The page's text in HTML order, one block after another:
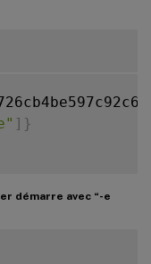
] }
démarre avec “-e